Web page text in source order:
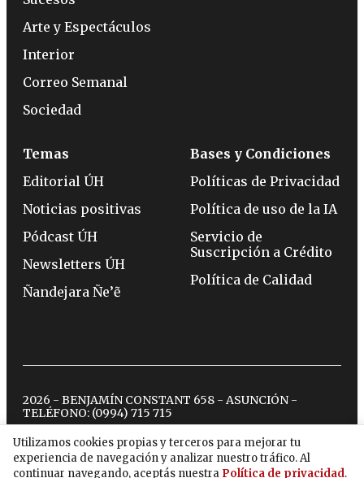
Utilizamos cookies propias y terceros para mejorar tu
experiencia de navegación y analizar nuestro tráfico. Al
continuar navegando, aceptás nuestra Política de privacidad.
Arte y Espectáculos
Interior
Correo Semanal
Sociedad
Temas
Editorial ÚH
Noticias positivas
Pódcast ÚH
Newsletters ÚH
Ñandejara Ñe’ẽ
Bases y Condiciones
Políticas de Privacidad
Política de uso de la IA
Servicio de
Suscripción a Crédito
Política de Calidad
2026 - BENJAMÍN CONSTANT 658 - ASUNCIÓN -
TELÉFONO: (0994) 715 715
twitterinstagram
facebook
tiktokyoutubespotify